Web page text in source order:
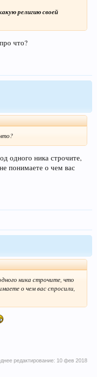
религию своей
что?
одного ника строчите,
понимаете о чем вас
ника строчите, что
о чем вас спросили,
редактирование: 10 фев 2018